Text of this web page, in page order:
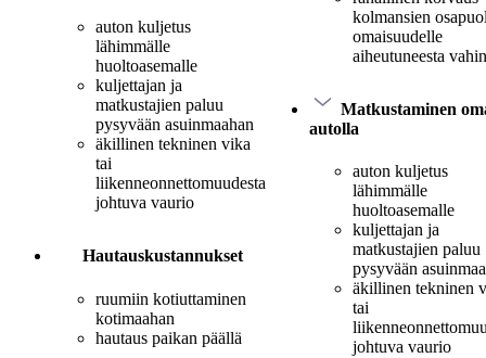
auton kuljetus
lähimmälle
huoltoasemalle
kuljettajan ja
matkustajien paluu
pysyvään asuinmaahan
äkillinen tekninen vika
tai
liikenneonnettomuudesta
johtuva vaurio
Hautauskustannukset
ruumiin kotiuttaminen
kotimaahan
hautaus paikan päällä
kolmansien
omaisuudelle
aiheutuneesta
Matkustaminen
autolla
auton kuljetus
lähimmälle
huoltoasemalle
kuljettajan ja
matkustajien paluu
pysyvään
äkillinen tekninen
tai
johtuva vaurio